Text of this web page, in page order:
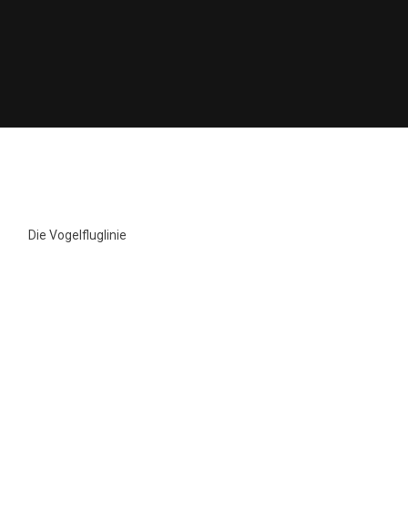
Die Vogelfluglinie